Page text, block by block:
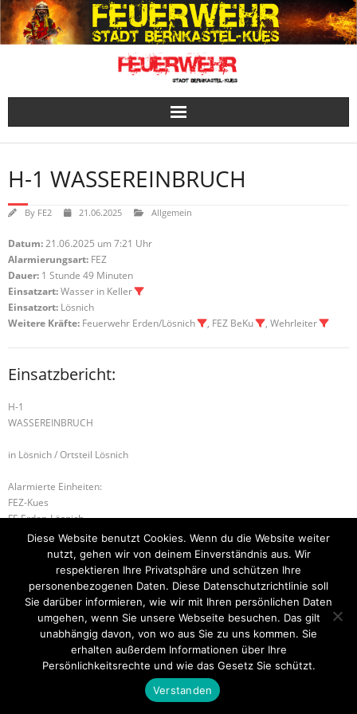
Skip
to
content
H-1 WASSEREINBRUCH
By FE2 21.06.2025 Allgemein
Datum:21.06.2025 um 7:21 Uhr
Alarmierungsart: FEZ
Dauer: 1 Stunde 49 Minuten
Einsatzart:Wasser in Keller
Einsatzort: Lösnich
Weitere Kräfte: Feuerwehr Erden/Lösnich , FEZ BeKu , Wehrleiter
Einsatzbericht:
H-1
WASSEREINBRUCH
in Lösnich / Ortsteil Lösnich
Alarmierte Einheiten:
FEZ-Kues
FF-Erden-Lösnich
BeKu WL
H-1 EINFACHE HILFELEISTUNG B-2 BRANDMELDEANLAGE
Startseite Einsätze Mitglied werden Über uns
Bilder
Kontakt
Theme byThink Up Themes Ltd. Powered byWordPress.
Diese Website benutzt Cookies. Wenn du die Website weiter
nutzt, gehen wir von deinem Einverständnis aus. Wir
respektieren Ihre Privatsphäre und schützen Ihre
personenbezogenen Daten. Diese Datenschutzrichtlinie soll
Sie darüber informieren, wie wir mit Ihren persönlichen Daten
umgehen, wenn Sie unsere Webseite besuchen. Das gilt
unabhängig davon, von wo aus Sie zu uns kommen. Sie
erhalten außerdem Informationen über Ihre
Persönlichkeitsrechte und wie das Gesetz Sie schützt.
Verstanden